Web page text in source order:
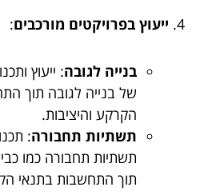
ייעוץ בפרויקטים מורכבים:
בנייה לגובה: ייעוץ
של בנייה לגובה תוך
הקרקע והיציבות.
תשתיות תחבורה:
תשתיות תחבורה כמו
תוך התחשבות בתנאי